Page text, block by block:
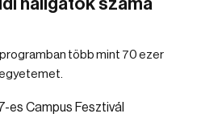
hallgatók száma
több mint 70 ezer